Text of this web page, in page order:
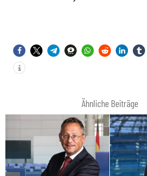
Ähnliche Beiträge